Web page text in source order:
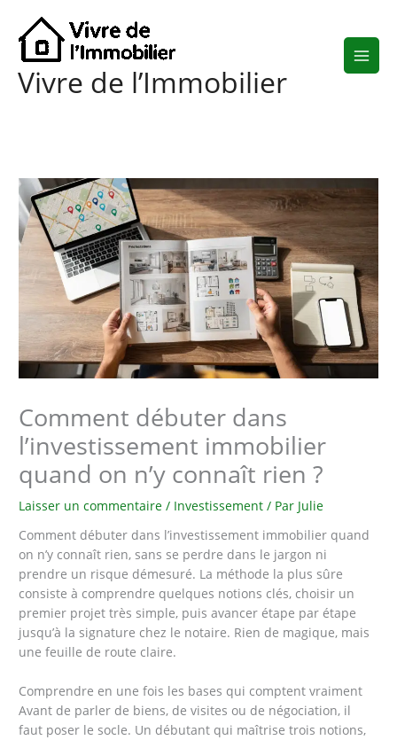
contenu
Vivre de l’Immobilier
Comment débuter dans
l’investissement immobilier
quand on n’y connaît rien ?
Laisser un commentaire / Investissement / Par Julie
Comment débuter dans l’investissement immobilier quand
on n’y connaît rien, sans se perdre dans le jargon ni
prendre un risque démesuré. La méthode la plus sûre
consiste à comprendre quelques notions clés, choisir un
premier projet très simple, puis avancer étape par étape
jusqu’à la signature chez le notaire. Rien de magique, mais
une feuille de route claire.
Comprendre en une fois les bases qui comptent vraiment
Avant de parler de biens, de visites ou de négociation, il
faut poser le socle. Un débutant qui maîtrise trois notions,